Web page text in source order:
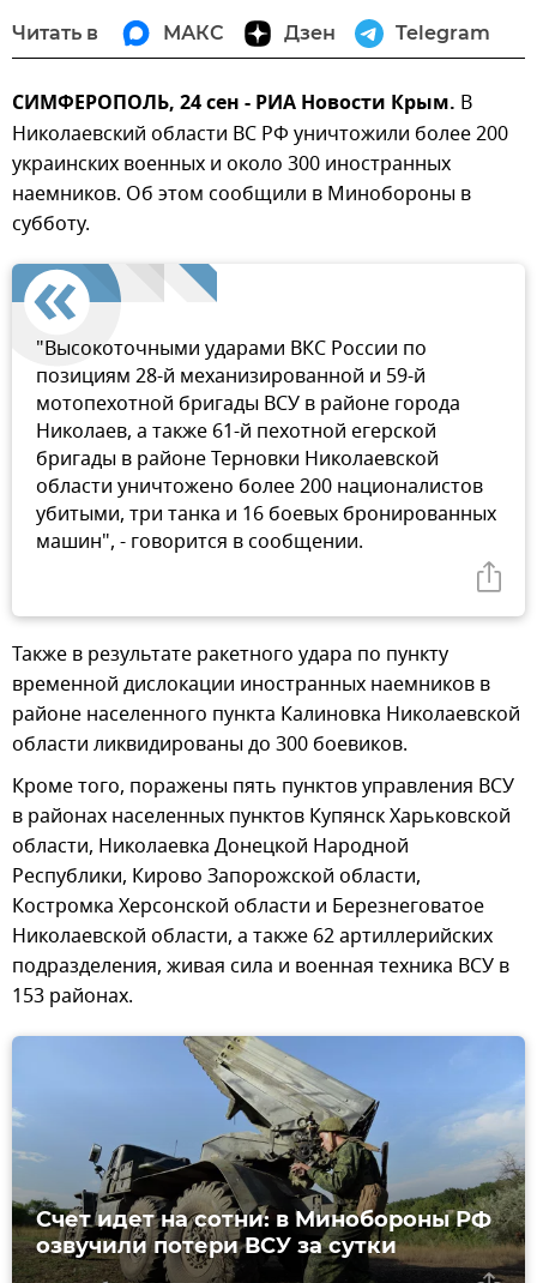
Читать в МАКС Дзен Telegram
СИМФЕРОПОЛЬ, 24 сен - РИА Новости Крым. В
Николаевский области ВС РФ уничтожили более 200
украинских военных и около 300 иностранных
наемников. Об этом сообщили в Минобороны в
субботу.
"Высокоточными ударами ВКС России по
позициям 28-й механизированной и 59-й
мотопехотной бригады ВСУ в районе города
Николаев, а также 61-й пехотной егерской
бригады в районе Терновки Николаевской
области уничтожено более 200 националистов
убитыми, три танка и 16 боевых бронированных
машин", - говорится в сообщении.
Также в результате ракетного удара по пункту
временной дислокации иностранных наемников в
районе населенного пункта Калиновка Николаевской
области ликвидированы до 300 боевиков.
Кроме того, поражены пять пунктов управления ВСУ
в районах населенных пунктов Купянск Харьковской
области, Николаевка Донецкой Народной
Республики, Кирово Запорожской области,
Костромка Херсонской области и Березнеговатое
Николаевской области, а также 62 артиллерийских
подразделения, живая сила и военная техника ВСУ в
153 районах.
Счет идет на сотни: в Минобороны РФ
озвучили потери ВСУ за сутки